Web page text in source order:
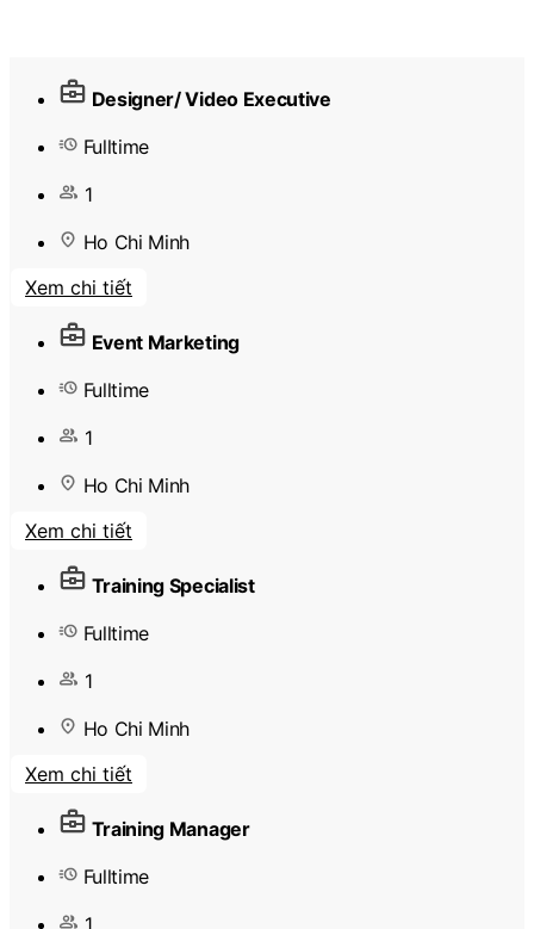
Designer/ Video Executive
Fulltime
1
Ho Chi Minh
Xem chi tiết
Event Marketing
Fulltime
1
Ho Chi Minh
Xem chi tiết
Training Specialist
Fulltime
1
Ho Chi Minh
Xem chi tiết
Training Manager
Fulltime
1